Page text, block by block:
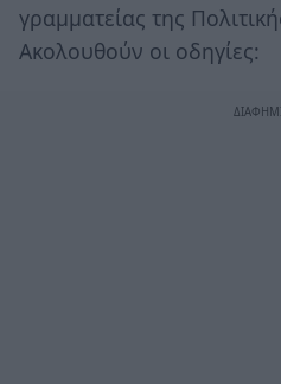
γραμματείας της
Ακολουθούν οι οδηγίες: